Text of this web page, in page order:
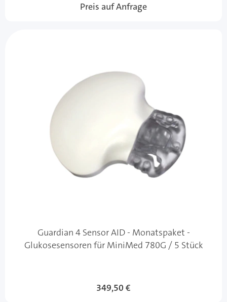
Preis auf Anfrage
Guardian 4 Sensor AID - Monatspaket -
Glukosesensoren für MiniMed 780G / 5 Stück
349,50 €